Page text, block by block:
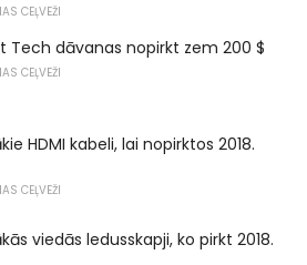
CEĻVEŽI
Tech dāvanas nopirkt zem 200 $
CEĻVEŽI
HDMI kabeli, lai nopirktos 2018.
CEĻVEŽI
viedās ledusskapji, ko pirkt 2018.